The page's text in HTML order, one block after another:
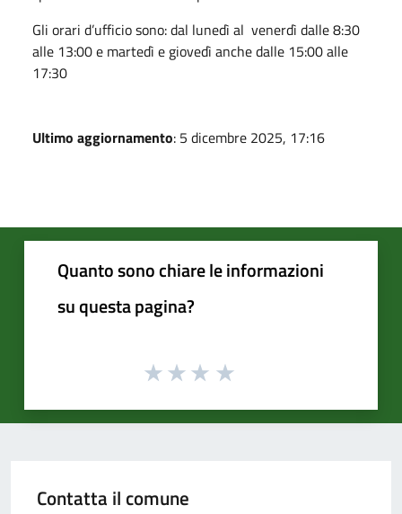
Gli orari d’ufficio sono: dal lunedì al venerdì dalle 8:30
alle 13:00 e martedì e giovedì anche dalle 15:00 alle
17:30
Ultimo aggiornamento: 5 dicembre 2025, 17:16
Quanto sono chiare le informazioni
su questa pagina?
Contatta il comune